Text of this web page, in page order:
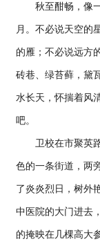
秋至酣畅，像一
月。不必说天空的
的雁；不必说远方
砖巷、绿苔藓，黛
水长天，怀揣着风
吧。
卫校在市聚英路
色的一条街道，两
了炎炎烈日，树外
中医院的大门进去
的掩映在几棵高大